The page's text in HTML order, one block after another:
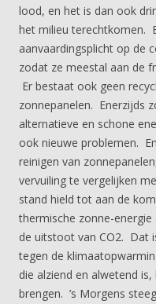
lood, en het is dan ook
het milieu terechtkomen.
aanvaardingsplicht op de
zodat ze meestal aan de
Er bestaat ook geen
zonnepanelen. Enerzijds
alternatieve en schone
ook nieuwe problemen.
reinigen van
vervuiling te vergelijken
stand hield tot aan de
thermische zonne-
de uitstoot van CO2. Dat
tegen de
die alziend en alwetend
brengen. ’s Morgens